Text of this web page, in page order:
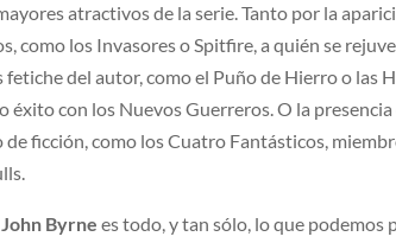
atractivos de la serie. Tanto por la
como los Invasores o Spitfire, a quién se
del autor, como el Puño de Hierro o las
éxito con los Nuevos Guerreros. O la
ficción, como los Cuatro Fantásticos,
Byrne es todo, y tan sólo, lo que podemos